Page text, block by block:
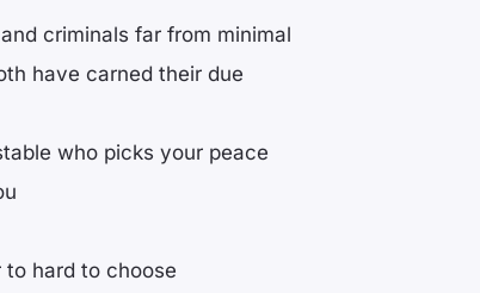
criminals far from minimal
have carned their due
who picks your peace
to hard to choose